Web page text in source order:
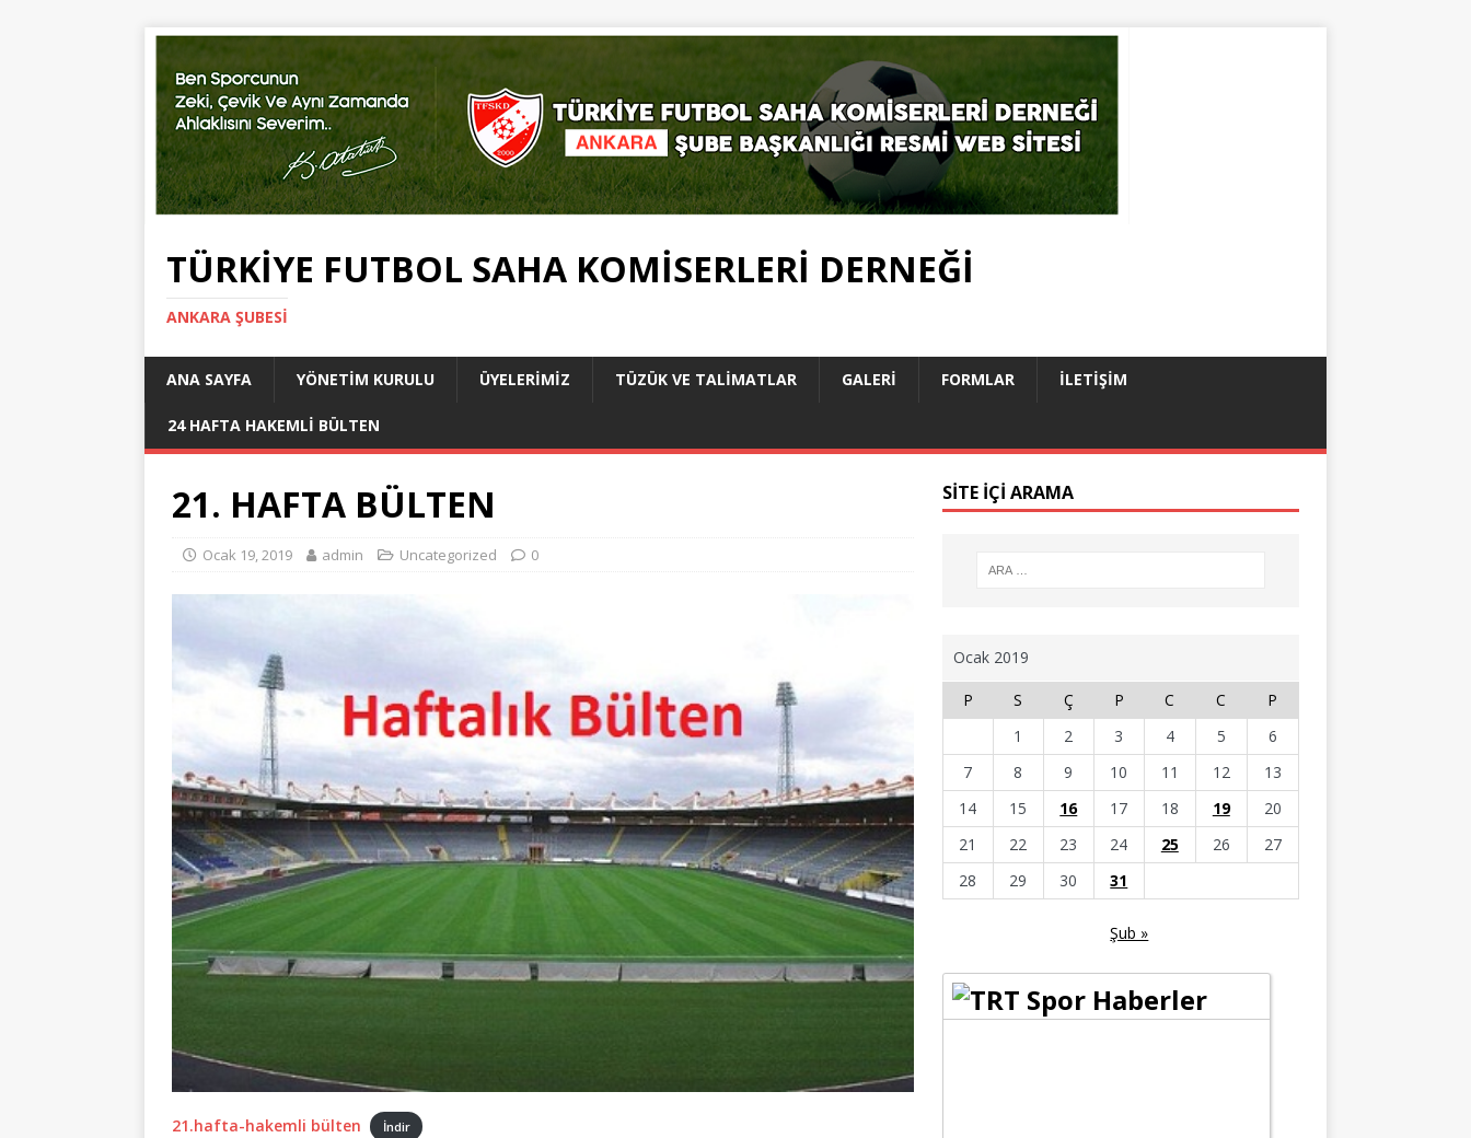
TÜRKIYE FUTBOL SAHA KOMISERLERI DERNEĞI
ANKARA ŞUBESİ
ANA SAYFA YÖNETIM KURULU ÜYELERIMIZ TÜZÜK VE TALİMATLAR GALERI FORMLAR İLETIŞIM
24 HAFTA HAKEMLI BÜLTEN
21. HAFTA BÜLTEN
Ocak 19, 2019 admin Uncategorized 0
21.hafta-hakemli bülten İndir
SİTE İÇİ ARAMA
Ocak 2019
P S Ç P C C
P
1
2 3 4 5
6
7
8 9 10 11 12
13
14
15 16 17 18 19
20
21
22 23 24 25 26
27
28
29 30 31
Şub »